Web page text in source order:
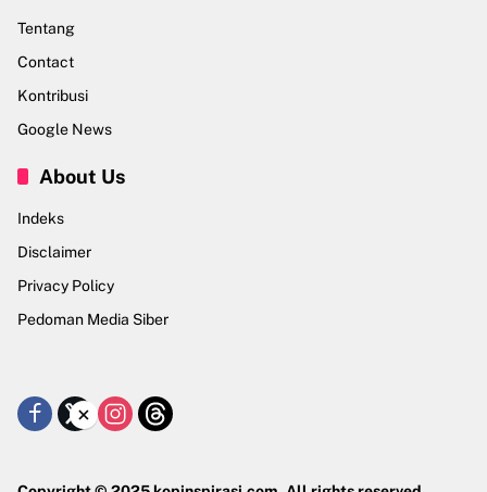
Tentang
Contact
Kontribusi
Google News
About Us
Indeks
Disclaimer
Privacy Policy
Pedoman Media Siber
×